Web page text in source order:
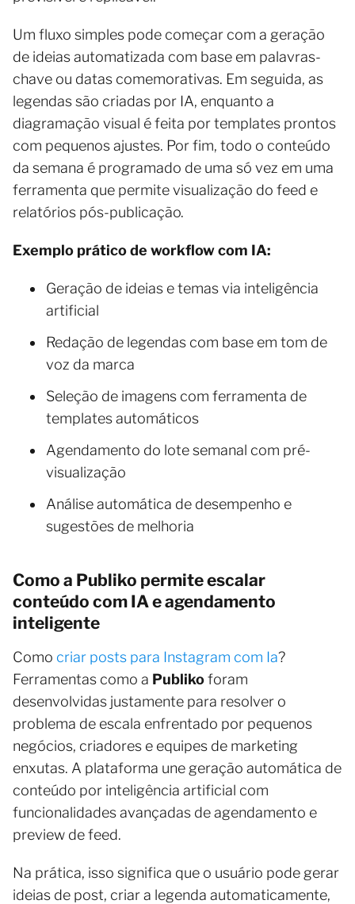
Um fluxo simples pode começar com a geração
de ideias automatizada com base em palavras-
chave ou datas comemorativas. Em seguida, as
legendas são criadas por IA, enquanto a
diagramação visual é feita por templates prontos
com pequenos ajustes. Por fim, todo o conteúdo
da semana é programado de uma só vez em uma
ferramenta que permite visualização do feed e
relatórios pós-publicação.
Exemplo prático de workflow com IA:
Geração de ideias e temas via inteligência
artificial
Redação de legendas com base em tom de
voz da marca
Seleção de imagens com ferramenta de
templates automáticos
Agendamento do lote semanal com pré-
visualização
Análise automática de desempenho e
sugestões de melhoria
Como a Publiko permite escalar
conteúdo com IA e agendamento
inteligente
Como criar posts para Instagram com Ia?
Ferramentas como a Publikoforam
desenvolvidas justamente para resolver o
problema de escala enfrentado por pequenos
negócios, criadores e equipes de marketing
enxutas. A plataforma une geração automática de
conteúdo por inteligência artificial com
funcionalidades avançadas de agendamento e
preview de feed.
Na prática, isso significa que o usuário pode gerar
ideias de post, criar a legenda automaticamente,